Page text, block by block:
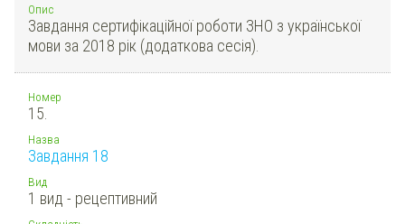
Опис
Завдання сертифікаційної роботи ЗНО з української
мови за 2018 рік (додаткова сесія).
Номер
15.
Назва
Завдання 18
Вид
1 вид - рецептивний